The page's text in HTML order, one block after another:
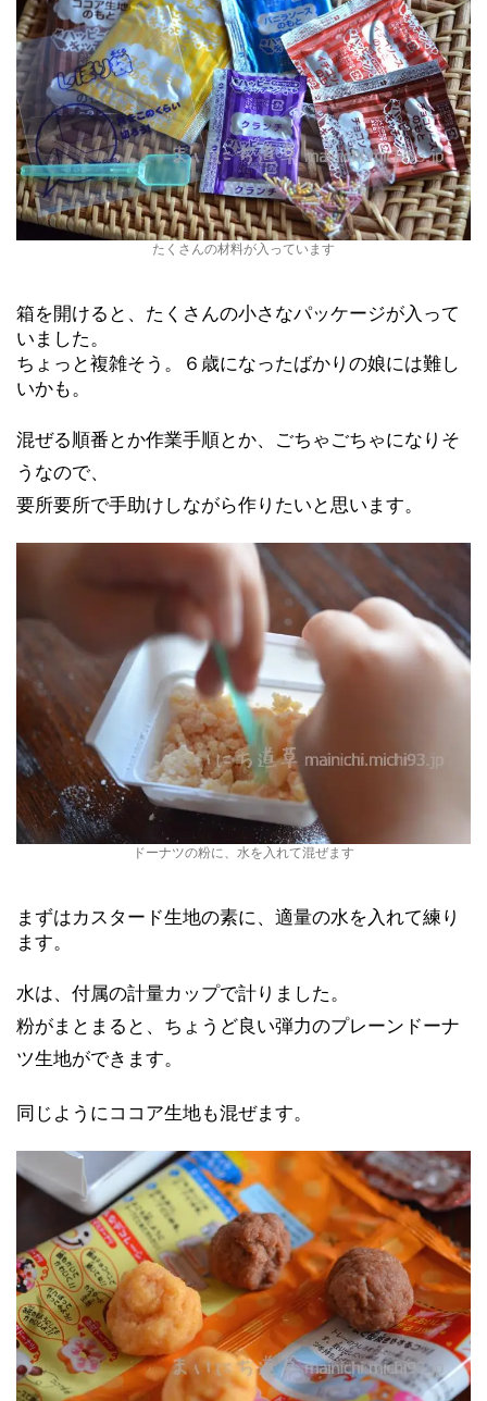
たくさんの材料が入っています
箱を開けると、たくさんの小さなパッケージが入って
いました。
ちょっと複雑そう。６歳になったばかりの娘には難し
いかも。
混ぜる順番とか作業手順とか、ごちゃごちゃになりそ
うなので、
要所要所で手助けしながら作りたいと思います。
ドーナツの粉に、水を入れて混ぜます
まずはカスタード生地の素に、適量の水を入れて練り
ます。
水は、付属の計量カップで計りました。
粉がまとまると、ちょうど良い弾力のプレーンドーナ
ツ生地ができます。
同じようにココア生地も混ぜます。